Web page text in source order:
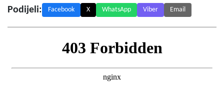
Podijeli: Facebook X WhatsApp Viber Email